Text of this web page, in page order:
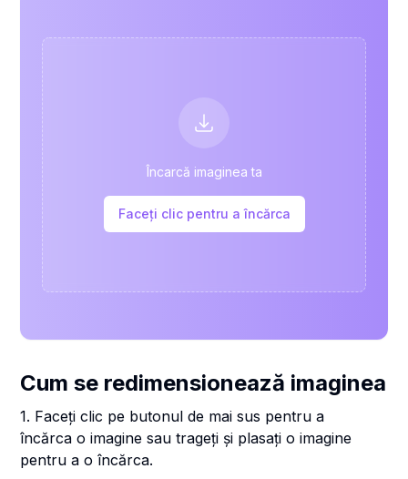
Încarcă imaginea ta
Faceți clic pentru a încărca
Cum se redimensionează imaginea
1. Faceți clic pe butonul de mai sus pentru a
încărca o imagine sau trageți și plasați o imagine
pentru a o încărca.